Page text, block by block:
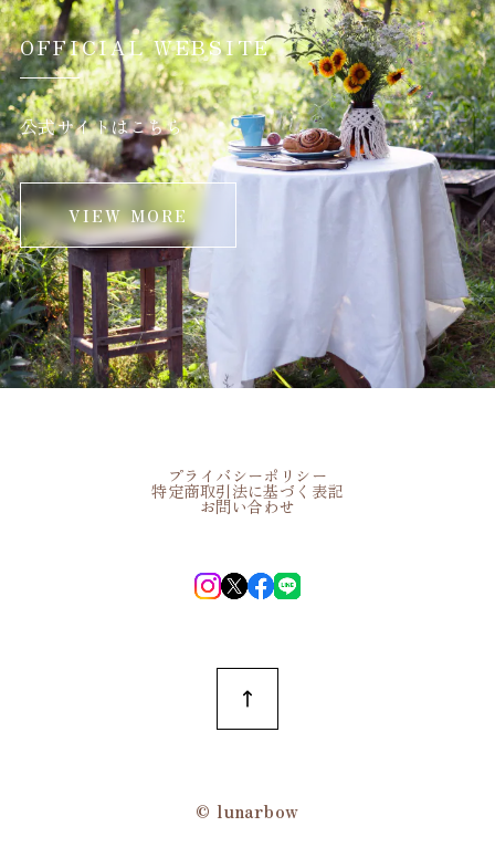
OFFICIAL WEBSITE
公式サイトはこちら
VIEW MORE
プライバシーポリシー
特定商取引法に基づく表記
お問い合わせ
©︎ lunarbow